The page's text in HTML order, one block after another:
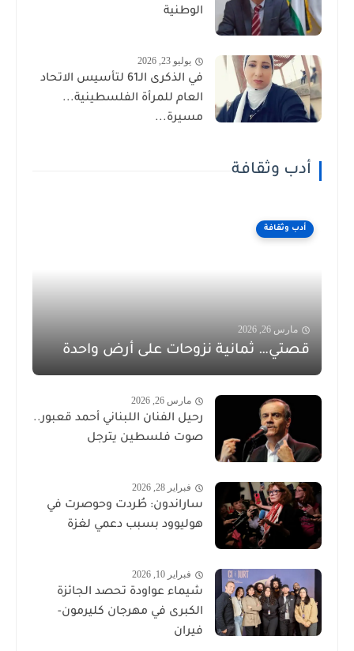
الوطنية
يوليو 23, 2026
في الذكرى الـ61 لتأسيس الاتحاد
العام للمرأة الفلسطينية...
مسيرة...
أدب وثقافة
أدب وثقافة
مارس 26, 2026
قصتي… ثمانية نزوحات على أرض واحدة
مارس 26, 2026
رحيل الفنان اللبناني أحمد قعبور..
صوت فلسطين يترجل
فبراير 28, 2026
ساراندون: طُردت وحوصرت في
هوليوود بسبب دعمي لغزة
فبراير 10, 2026
شيماء عواودة تحصد الجائزة
الكبرى في مهرجان كليرمون-
فيران